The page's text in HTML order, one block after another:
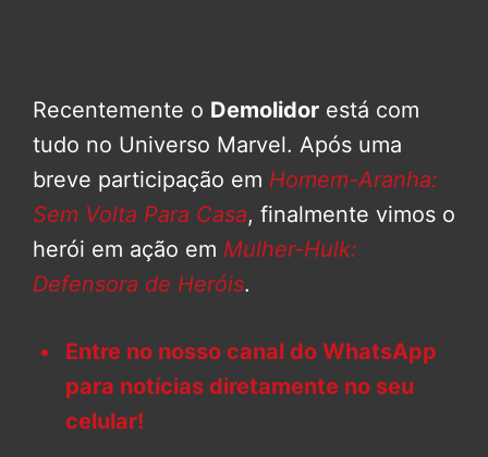
Recentemente o Demolidor está com
tudo no Universo Marvel. Após uma
breve participação em Homem-Aranha:
Sem Volta Para Casa, finalmente vimos o
herói em ação em Mulher-Hulk:
Defensora de Heróis.
Entre no nosso canal do WhatsApp
para notícias diretamente no seu
celular!